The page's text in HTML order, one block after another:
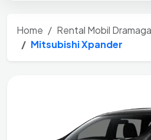
Home
Rental Mobil Dramaga
Mitsubishi Xpander